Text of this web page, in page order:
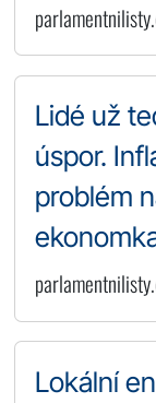
Lidé už
úspor.
problém
Lokální